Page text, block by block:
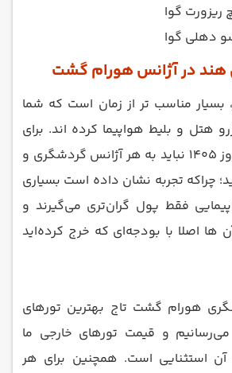
گوا
دهلی گوا
هند در آژانس هورام گشت
بسیار مناسب تر از زمان است که شما
هتل و بلیط هواپیما کرده اند. برای
خرید تور هندل نوروز 1405 نباید به هر آژانس گردشگری و
چراکه تجربه نشان داده است بسیاری
فقط پول گران‌تری می‌گیرند و
ها اصلا با بودجه‌ای که خرج کرده‌اید
هورام گشت تاج بهترین تورهای
و قیمت تورهای خارجی ما
استثنایی است. همچنین برای هر